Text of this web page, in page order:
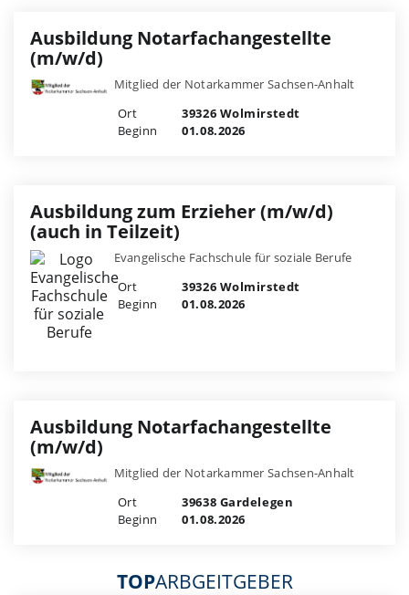
Ausbildung Notarfachangestellte
(m/w/d)
Mitglied der Notarkammer Sachsen-Anhalt
Ort
39326 Wolmirstedt
Beginn
01.08.2026
Ausbildung zum Erzieher (m/w/d)
(auch in Teilzeit)
Evangelische Fachschule für soziale Berufe
Ort
39326 Wolmirstedt
Beginn
01.08.2026
Ausbildung Notarfachangestellte
(m/w/d)
Mitglied der Notarkammer Sachsen-Anhalt
Ort
39638 Gardelegen
Beginn
01.08.2026
TOPARBGEITGEBER